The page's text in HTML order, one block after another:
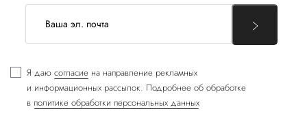
Я даю согласие на направление рекламных
и информационных рассылок. Подробнее об обработке
в политике обработки персональных данных